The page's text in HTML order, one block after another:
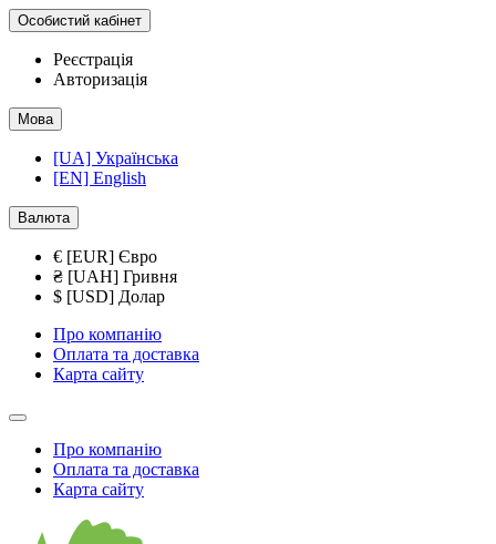
Особистий кабінет
Реєстрація
Авторизація
Мова
[UA] Українська
[EN] English
Валюта
€ [EUR] Євро
₴ [UAH] Гривня
$ [USD] Долар
Про компанію
Оплата та доставка
Карта сайту
Про компанію
Оплата та доставка
Карта сайту